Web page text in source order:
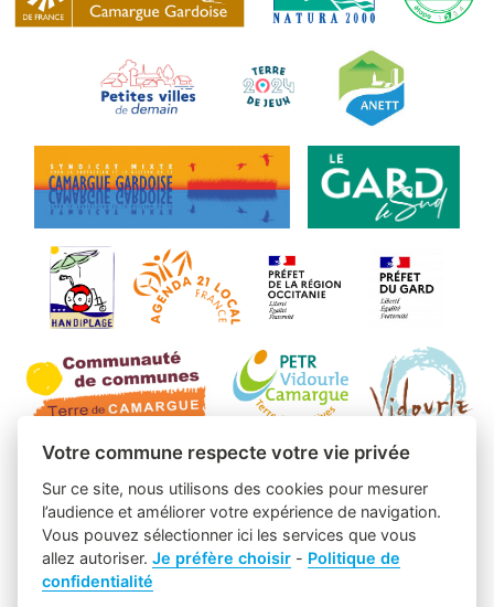
Votre commune respecte votre vie privée
Sur ce site, nous utilisons des cookies pour mesurer
l’audience et améliorer votre expérience de navigation.
Vous pouvez sélectionner ici les services que vous
allez autoriser.Je préfère choisir - Politique de
confidentialité